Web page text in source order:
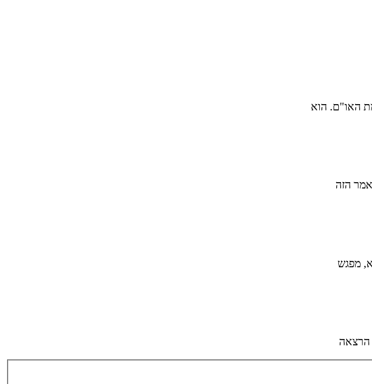
האו"ם. הוא
הזה
מפגש
הרצאה